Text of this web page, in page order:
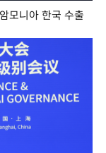
모니아 한국 수출